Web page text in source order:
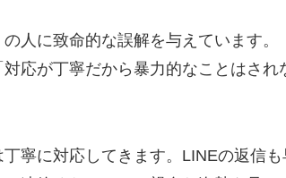
の人に致命的な誤解を与えています
応が丁寧だから暴力的なことはされ
寧に対応してきます。LINEの返信